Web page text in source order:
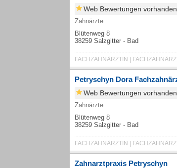
Web Bewertungen vorhanden
Zahnärzte
Blütenweg 8
38259 Salzgitter - Bad
Petryschyn Dora
Web Bewertungen vorhanden
Zahnärzte
Blütenweg 8
38259 Salzgitter - Bad
Zahnarztpraxis Petryschyn